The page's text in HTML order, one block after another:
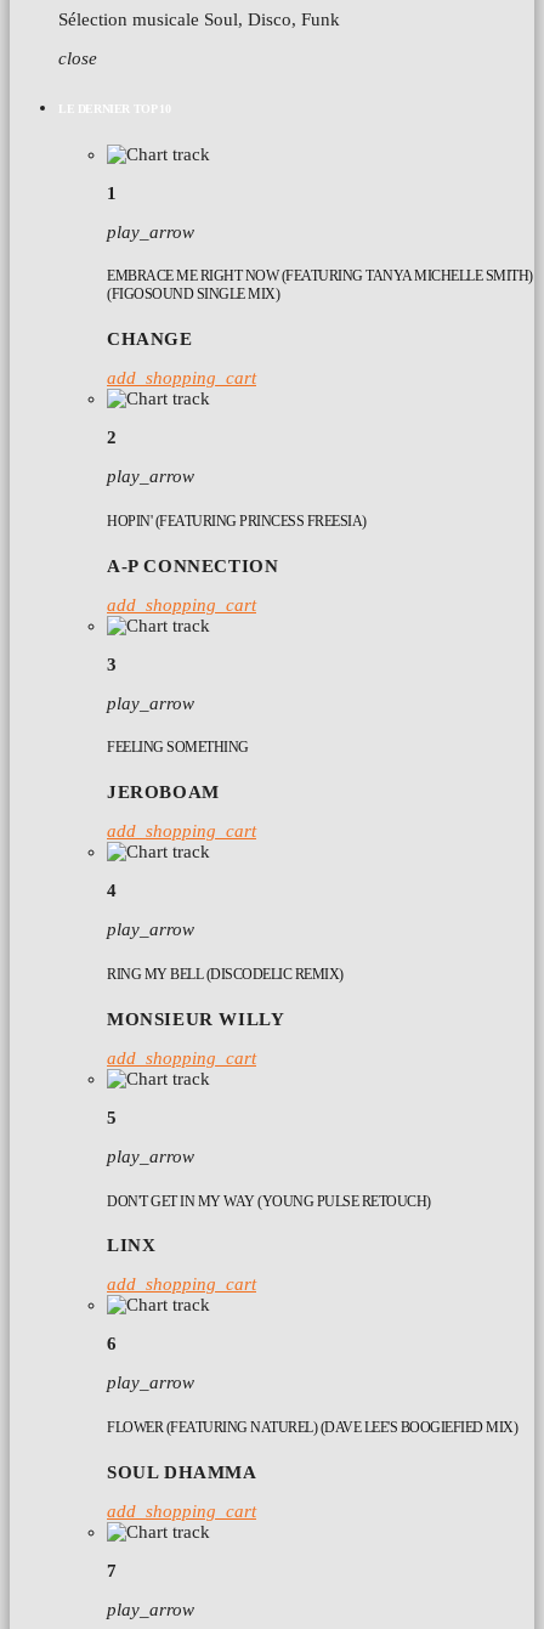
Sélection musicale Soul, Disco, Funk
close
LE DERNIER TOP 10
1
play_arrow
EMBRACE ME RIGHT NOW (FEATURING TANYA MICHELLE SMITH)
(FIGOSOUND SINGLE MIX)
CHANGE
add_shopping_cart
2
play_arrow
HOPIN' (FEATURING PRINCESS FREESIA)
A-P CONNECTION
add_shopping_cart
3
play_arrow
FEELING SOMETHING
JEROBOAM
add_shopping_cart
4
play_arrow
RING MY BELL (DISCODELIC REMIX)
MONSIEUR WILLY
add_shopping_cart
5
play_arrow
DON'T GET IN MY WAY (YOUNG PULSE RETOUCH)
LINX
add_shopping_cart
6
play_arrow
FLOWER (FEATURING NATUREL) (DAVE LEE'S BOOGIEFIED MIX)
SOUL DHAMMA
add_shopping_cart
7
play_arrow